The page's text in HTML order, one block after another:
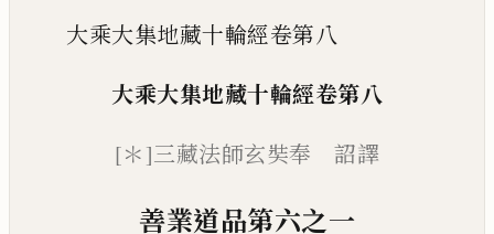
大乘大集地藏十輪經卷第八
大乘大集地藏十輪經卷第八
[＊]三藏法師玄奘奉 詔譯
善業道品第六之一